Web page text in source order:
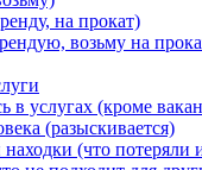
на прокат)
возьму на
в услугах (кроме
(разыскивается)
находки (что потеряли